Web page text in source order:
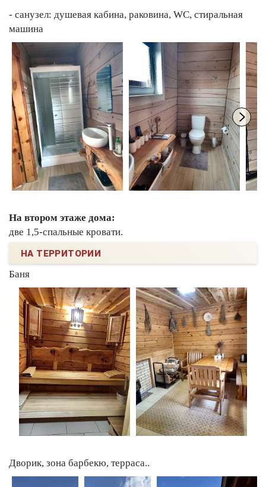
- санузел: душевая кабина, раковина, WC, стиральная
машина
На втором этаже дома:
две 1,5-спальные кровати.
НА ТЕРРИТОРИИ
Баня
Дворик, зона барбекю, терраса..